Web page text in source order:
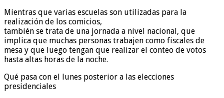
Mientras que varias escuelas son utilizadas para la
realización de los comicios,
también se trata de una jornada a nivel nacional, que
implica que muchas personas trabajen como fiscales de
mesa y que luego tengan que realizar el conteo de votos
hasta altas horas de la noche.
Qué pasa con el lunes posterior a las elecciones
presidenciales